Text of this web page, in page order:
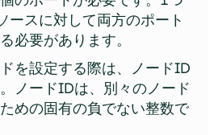
ースに対して両方のポート
必要があります。
を設定する際は、ノードID
ノードIDは、別々のノード
めの固有の負でない整数で